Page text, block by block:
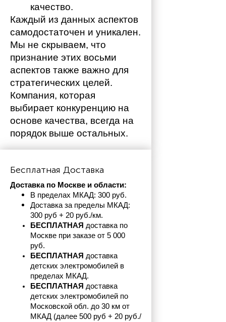
качество.
Каждый из данных аспектов
самодостаточен и уникален.
Мы не скрываем, что
признание этих восьми
аспектов также важно для
стратегических целей.
Компания, которая
выбирает конкуренцию на
основе качества, всегда на
порядок выше остальных.
Бесплатная Доставка
Доставка по Москве и области:
В пределах МКАД: 300 руб.
Доставка за пределы МКАД:
300 руб + 20 руб./км.
БЕСПЛАТНАЯ доставка по
Москве при заказе от 5 000
руб.
БЕСПЛАТНАЯ доставка
детских электромобилей в
пределах МКАД.
БЕСПЛАТНАЯ доставка
детских электромобилей по
Московской обл. до 30 км от
МКАД (далее 500 руб + 20 руб./